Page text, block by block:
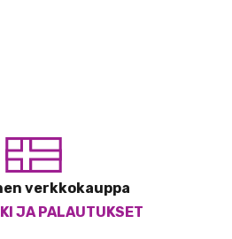
verkkokauppa
JA PALAUTUKSET